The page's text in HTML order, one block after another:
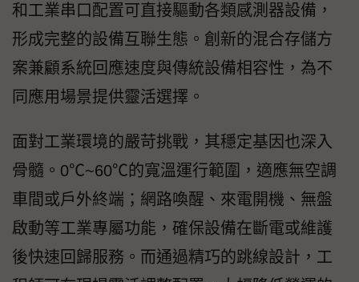
和工業串口配置可直接驅動各類感測器設備，
形成完整的設備互聯生態。創新的混合存儲方
案兼顧系統回應速度與傳統設備相容性，為不
同應用場景提供靈活選擇。
面對工業環境的嚴苛挑戰，其穩定基因也深入
骨髓。0℃~60℃的寬溫運行範圍，適應無空調
車間或戶外終端；網路喚醒、來電開機、無盤
啟動等工業專屬功能，確保設備在斷電或維護
後快速回歸服務。而通過精巧的跳線設計，工